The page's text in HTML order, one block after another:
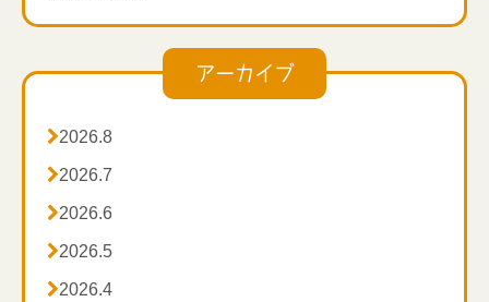
・毎朝、体温測定を義務化、社内記録の確認
度以上）した場合は、出勤せず自宅待機
勤させないことを徹底
・手洗いやアルコール手指消毒の徹底
・衣服、鞄、物の消毒を徹底
不足している為、次亜塩素酸水を使用しております
アーカイブ
2026.8
2026.7
2026.6
2026.5
2026.4